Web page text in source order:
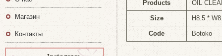
Products OIL
Size H8.5 *
Code Botoko
Магазин
Контакты